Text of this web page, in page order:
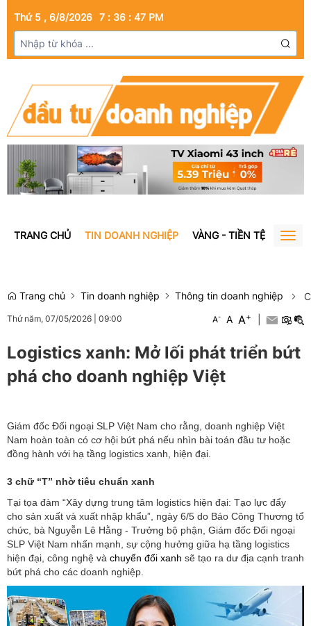
Thứ 5 , 6/8/2026 7 : 36 : 48 PM
TRANG CHỦ TIN DOANH NGHIỆP VÀNG - TIỀN TỆ BẤT
Trang chủ Tin doanh nghiệp Thông tin doanh nghiệp
Thứ năm, 07/05/2026 09:00 A- A A+
Logistics xanh: Mở lối phát triển bứt
phá cho doanh nghiệp Việt
Giám đốc Đối ngoại SLP Việt Nam cho rằng, doanh nghiệp Việt
Nam hoàn toàn có cơ hội bứt phá nếu nhìn bài toán đầu tư hoặc
đồng hành với hạ tầng logistics xanh, hiện đại.
3 chữ “T” nhờ tiêu chuẩn xanh
Tại tọa đàm “Xây dựng trung tâm logistics hiện đại: Tạo lực đẩy
cho sản xuất và xuất nhập khẩu”, ngày 6/5 do Báo Công Thương tổ
chức, bà Nguyễn Lê Hằng - Trưởng bộ phận, Giám đốc Đối ngoại
SLP Việt Nam nhấn mạnh, sự cộng hưởng giữa hạ tầng logistics
hiện đại, công nghệ và chuyển đổi xanh sẽ tạo ra dư địa cạnh tranh
bứt phá cho các doanh nghiệp.